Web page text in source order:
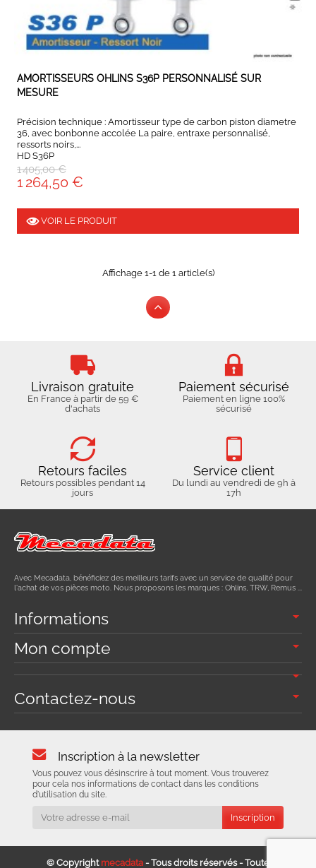
EXPEDIÉ SOUS 5 À 10 JOURS
AMORTISSEURS OHLINS S36P PERSONNALISÉ SUR
MESURE
Précision technique : Amortisseur type de carbon piston diametre
36, avec bonbonne accolée La paire, entraxe personnalisé,
ressorts noirs,...
HD S36P
1 405,00 €
1 264,50 €
VOIR LE PRODUIT
Affichage 1-1 de 1 article(s)
Livraison gratuite
En France à partir de 59 €
d'achats
Paiement sécurisé
Paiement en ligne 100%
sécurisé
Retours faciles
Retours possibles pendant 14
jours
Service client
Du lundi au vendredi de 9h à
17h
Avec Mecadata, bénéficiez des meilleurs tarifs avec un service de qualité pour
l'achat de vos pièces moto. Nous proposons les marques : Ohlins, TRW, Remus ...
Informations
Mon compte
Contactez-nous
Inscription à la newsletter
Vous pouvez vous désinscrire à tout moment. Vous trouverez
pour cela nos informations de contact dans les conditions
d'utilisation du site.
© Copyright mecadata - Tous droits réservés - Toute